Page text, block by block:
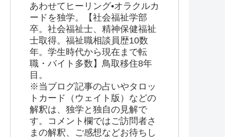
あわせてヒーリング•オラクルカ
ードを独学。【社会福祉学部
卒。社会福祉士、精神保健福祉
士取得。福祉職相談員歴10数
年。学生時代から現在まで転
職・バイト多数】鳥取移住8年
目。
※当ブログ記事の占いやタロッ
トカード（ウェイト版）などの
解釈は、独学と独自の見解で
す。コメント欄ではご訪問者さ
まの解釈、ご感想などお待ちし